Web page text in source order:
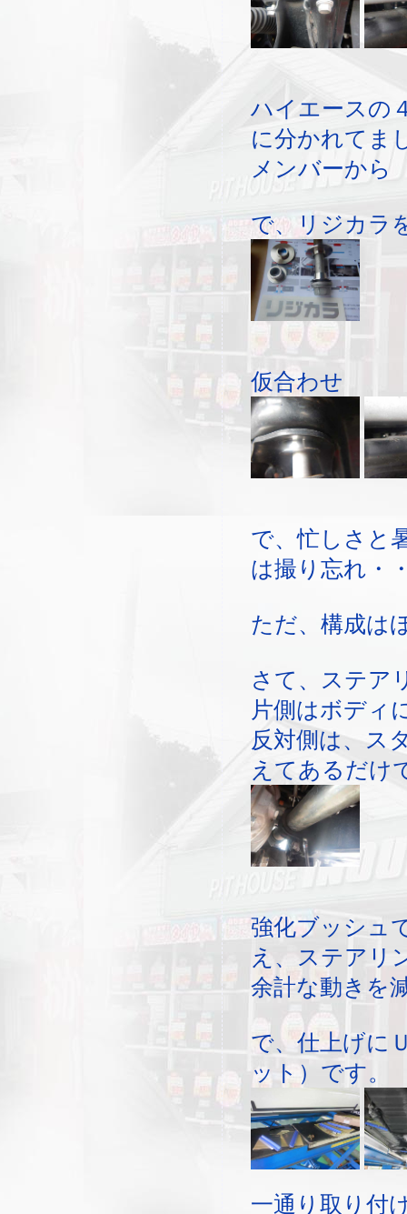
ハイエースの
に分かれてま
メンバーから
で、リジカラ
仮合わせ
で、忙しさと
は撮り忘れ・
ただ、構成は
さて、ステア
片側はボディ
反対側は、ス
えてあるだけ
強化ブッシュ
え、ステアリ
余計な動きを
で、仕上げに
ット）です。
一通り取り付